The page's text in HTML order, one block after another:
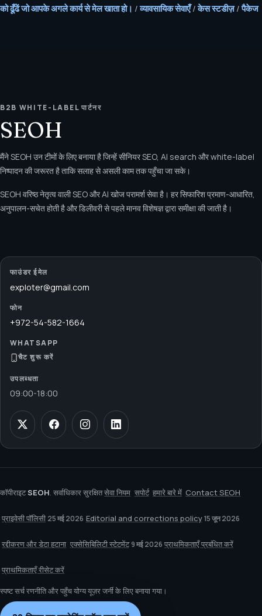
को ढूँढें जो आपके अगले कार्य से मेल खाता हो। /व्यावसायिक सेवाएँ/केस स्टडीज़/पैकेज
B2B WHITE-LABEL पार्टनर
SEOH
मैंने SEOH उन टीमों के लिए बनाया है जिन्हें सीनियर SEO, AI search और white-label
निष्पादन की जरूरत है ताकि सलाह से असली काम तक पहुँचा जा सके।
SEOH वरिष्ठ नेतृत्व वाली SEO और AI खोज परामर्श सेवा है। हर सिफारिश प्रमाण-आधारित,
अनुपालन-सचेत होती है और डिलीवरी से पहले मानव विशेषज्ञ द्वारा समीक्षा की जाती है।
फाउंडर ईमेल
exploter@gmail.com
फोन
+972-54-582-1664
WHATSAPP
चैट शुरू करें
उपलब्धता
09:00-18:00
कॉपीराइटSEOH. सर्वाधिकार सुरक्षितसेवा नियम सपोर्ट हमारे बारे में Contact SEOH
प्राइवेसी पॉलिसी 25 मई 2026 Editorial and corrections policy 15 जून 2026
रद्दीकरण और डेटा हटाना एक्सेसिबिलिटी स्टेटमेंट 9 मई 2026 प्राथमिकताएँ प्रबंधित करें
प्राथमिकताएँ रीसेट करें
स्पष्ट सर्च रणनीति और पहुँच योग्य यूज़र जर्नी के लिए बनाया गया।